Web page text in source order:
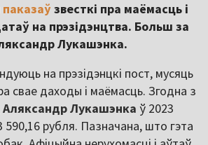
паказаўзвесткі пра маёмасць і
на прэзідэнцтва. Больш за
Лукашэнка.
на прэзідэнцкі пост, мусяць
свае даходы і маёмасць. Згодна з
Аляксандр Лукашэнка ў 2023
590,16 рубля. Пазначана, што гэта